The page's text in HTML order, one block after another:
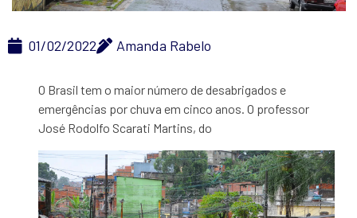
01/02/2022 Amanda Rabelo
O Brasil tem o maior número de desabrigados e
emergências por chuva em cinco anos. O professor
José Rodolfo Scarati Martins, do